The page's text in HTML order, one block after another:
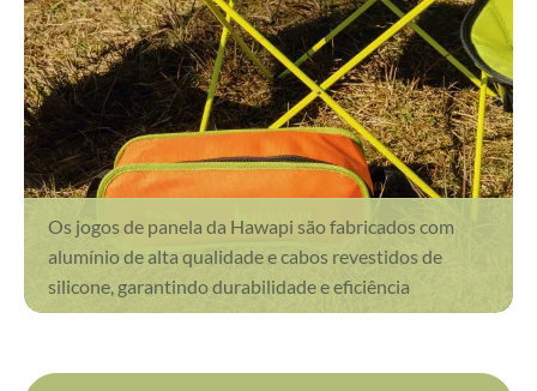
Os jogos de panela da Hawapi são fabricados com
alumínio de alta qualidade e cabos revestidos de
silicone, garantindo durabilidade e eficiência